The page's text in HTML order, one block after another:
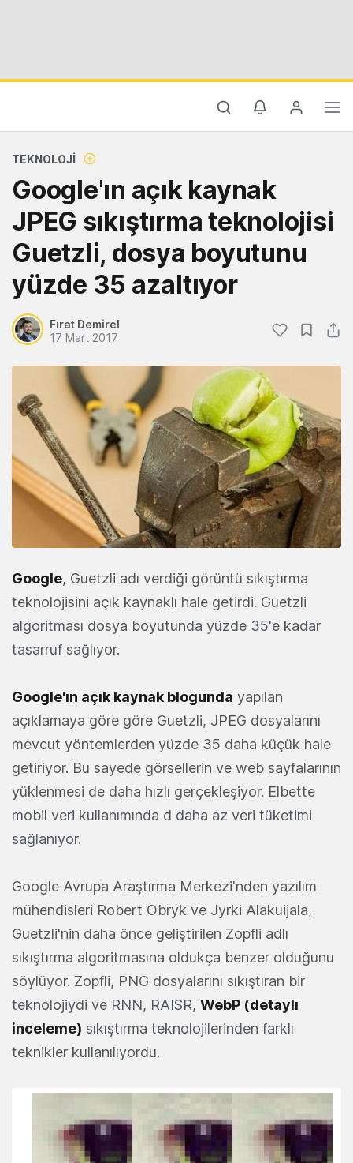
TEKNOLOJI
Google'ın açık kaynak
JPEG sıkıştırma teknolojisi
Guetzli, dosya boyutunu
yüzde 35 azaltıyor
Fırat Demirel
17 Mart 2017
Google, Guetzli adı verdiği görüntü sıkıştırma
teknolojisini açık kaynaklı hale getirdi. Guetzli
algoritması dosya boyutunda yüzde 35'e kadar
tasarruf sağlıyor.
Google'ın açık kaynak blogunda yapılan
açıklamaya göre göre Guetzli, JPEG dosyalarını
mevcut yöntemlerden yüzde 35 daha küçük hale
getiriyor. Bu sayede görsellerin ve web sayfalarının
yüklenmesi de daha hızlı gerçekleşiyor. Elbette
mobil veri kullanımında d daha az veri tüketimi
sağlanıyor.
Google Avrupa Araştırma Merkezi'nden yazılım
mühendisleri Robert Obryk ve Jyrki Alakuijala,
Guetzli'nin daha önce geliştirilen Zopfli adlı
sıkıştırma algoritmasına oldukça benzer olduğunu
söylüyor. Zopfli, PNG dosyalarını sıkıştıran bir
teknolojiydi ve RNN, RAISR, WebP (detaylı
inceleme) sıkıştırma teknolojilerinden farklı
teknikler kullanılıyordu.